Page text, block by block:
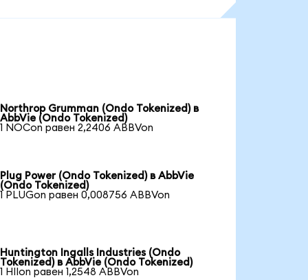
Northrop Grumman (Ondo Tokenized) в
AbbVie (Ondo Tokenized)
1 NOCon равен 2,2406 ABBVon
Plug Power (Ondo Tokenized) в AbbVie
(Ondo Tokenized)
1 PLUGon равен 0,008756 ABBVon
Huntington Ingalls Industries (Ondo
Tokenized) в AbbVie (Ondo Tokenized)
1 HIIon равен 1,2548 ABBVon